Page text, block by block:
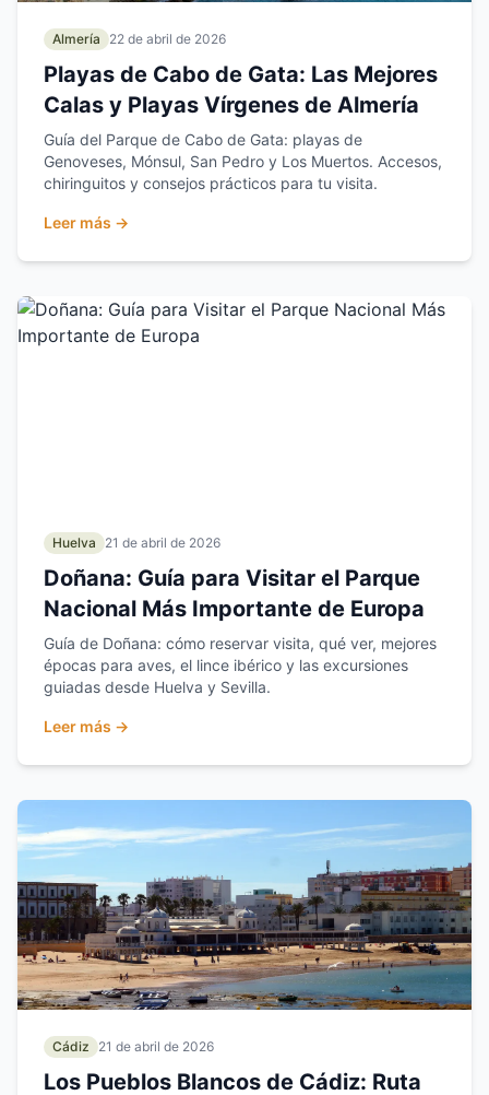
Almería 22 de abril de 2026
Playas de Cabo de Gata: Las Mejores
Calas y Playas Vírgenes de Almería
Guía del Parque de Cabo de Gata: playas de
Genoveses, Mónsul, San Pedro y Los Muertos. Accesos,
chiringuitos y consejos prácticos para tu visita.
Leer más →
Huelva 21 de abril de 2026
Doñana: Guía para Visitar el Parque
Nacional Más Importante de Europa
Guía de Doñana: cómo reservar visita, qué ver, mejores
épocas para aves, el lince ibérico y las excursiones
guiadas desde Huelva y Sevilla.
Leer más →
Cádiz 21 de abril de 2026
Los Pueblos Blancos de Cádiz: Ruta